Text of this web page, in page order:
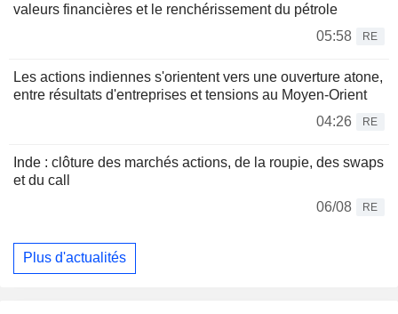
valeurs financières et le renchérissement du pétrole
05:58
RE
Les actions indiennes s'orientent vers une ouverture atone,
entre résultats d'entreprises et tensions au Moyen-Orient
04:26
RE
Inde : clôture des marchés actions, de la roupie, des swaps
et du call
06/08
RE
Plus d'actualités